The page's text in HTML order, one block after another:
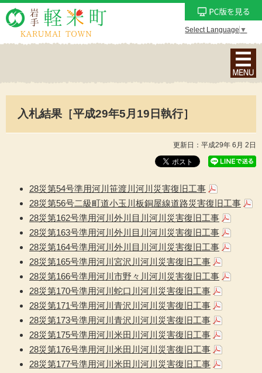
Select Language ▼
ナ
ビ
ン
メ
ー
を
表
示
入札結果［平成29年5月19日執行］
更新日：平成29年 6月 2日
28災第54号準用河川笹渡川河川災害復旧工事
28災第56号二級町道小玉川板銅屋線道路災害復旧工事
28災第162号準用河川外川目川河川災害復旧工事
28災第163号準用河川外川目川河川災害復旧工事
28災第164号準用河川外川目川河川災害復旧工事
28災第165号準用河川宮沢川河川災害復旧工事
28災第166号準用河川市野々川河川災害復旧工事
28災第170号準用河川蛇口川河川災害復旧工事
28災第171号準用河川青沢川河川災害復旧工事
28災第173号準用河川青沢川河川災害復旧工事
28災第175号準用河川米田川河川災害復旧工事
28災第176号準用河川米田川河川災害復旧工事
28災第177号準用河川米田川河川災害復旧工事